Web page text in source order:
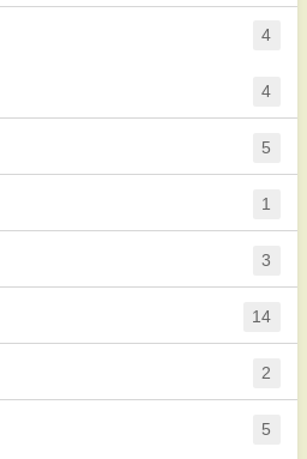
4
4
5
1
3
14
2
5